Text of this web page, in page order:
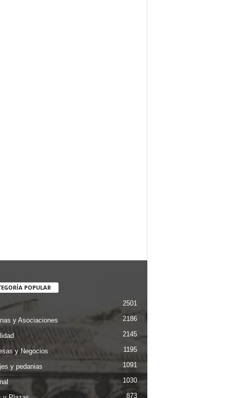
POPULAR
2501
y Asociaciones 2186
2145
y Negocios 1195
y pedanias 1091
1030
873